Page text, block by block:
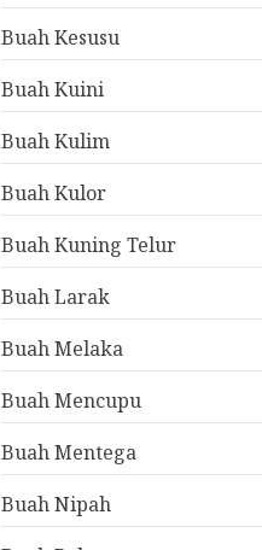
Buah Kesusu
Buah Kuini
Buah Kulim
Buah Kulor
Buah Kuning Telur
Buah Larak
Buah Melaka
Buah Mencupu
Buah Mentega
Buah Nipah